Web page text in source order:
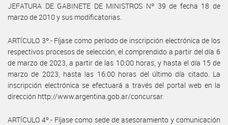
JEFATURA DE GABINETE DE MINISTROS Nº 39 de fecha 18 de
marzo de 2010 y sus modificatorias.
ARTÍCULO 3º.- Fíjase como período de inscripción electrónica de los
respectivos procesos de selección, el comprendido a partir del día 6
de marzo de 2023, a partir de las 10:00 horas, y hasta el día 15 de
marzo de 2023, hasta las 16:00 horas del último día citado. La
inscripción electrónica se efectuará a través del portal web en la
dirección http://www.argentina.gob.ar/concursar.
ARTÍCULO 4º.- Fíjase como sede de asesoramiento y comunicación